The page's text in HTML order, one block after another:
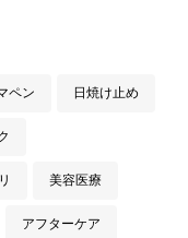
ペン 日焼け止め
美容医療
アフターケア